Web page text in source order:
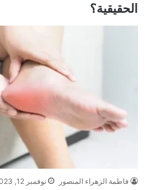
الحقيقية؟
فاطمة الزهراء المنصور نوفمبر 12, 2023